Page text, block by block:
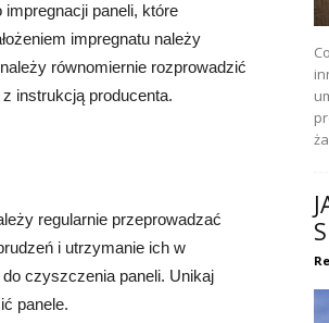
paneli, które
impregnatu należy
równomiernie rozprowadzić
instrukcją producenta.
regularnie przeprowadzać
i utrzymanie ich w
czyszczenia paneli. Unikaj
panele.